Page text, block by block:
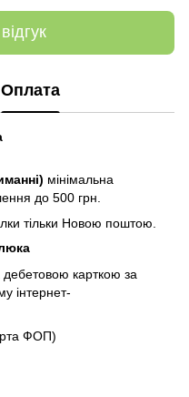
Оплата
мінімальна
до 500 грн.
тільки Новою поштою.
карткою за
інтернет-
ФОП)